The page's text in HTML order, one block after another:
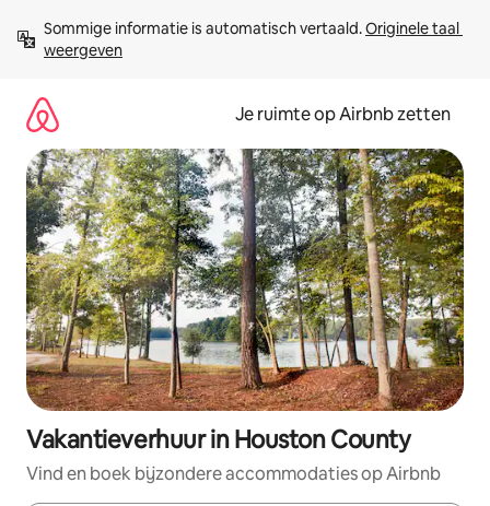
direct
naar
Sommige informatie is automatisch vertaald. Originele taal
weergeven
Je ruimte op Airbnb zetten
Vakantieverhuur in Houston County
Vind en boek bijzondere accommodaties op Airbnb